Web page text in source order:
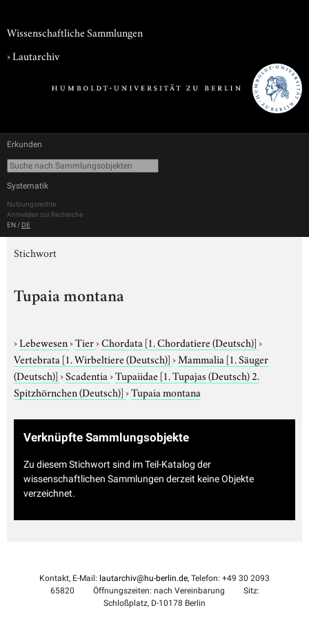
Wissenschaftliche Sammlungen
›Lautarchiv
Erkunden
Systematik
Nutzungsrechte
Anmelden zur Recherche
EN / DE
Stichwort
Tupaia montana
›Lebewesen›Tier›Chordata [1. Chordatiere (Deutsch)]›
Vertebrata [1. Wirbeltiere (Deutsch)]›Mammalia [1. Säuger
(Deutsch)]›Scadentia›Tupaiidae [1. Tupajas (Deutsch) 2.
Spitzhörnchen (Deutsch)]›Tupaia montana
Verknüpfte Sammlungsobjekte
Zu diesem Stichwort sind im Teil-Katalog der
wissenschaftlichen Sammlungen derzeit keine Objekte
verzeichnet.
Kontakt, E-Mail: lautarchiv@hu-berlin.de, Telefon: +49 30 2093
65820
Öffnungszeiten: nach Vereinbarung
Sitz:
Schloßplatz, D-10178 Berlin